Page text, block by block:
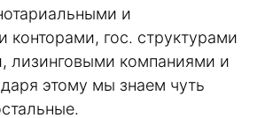
и
гос. структурами
лизинговыми компаниями и
этому мы знаем чуть